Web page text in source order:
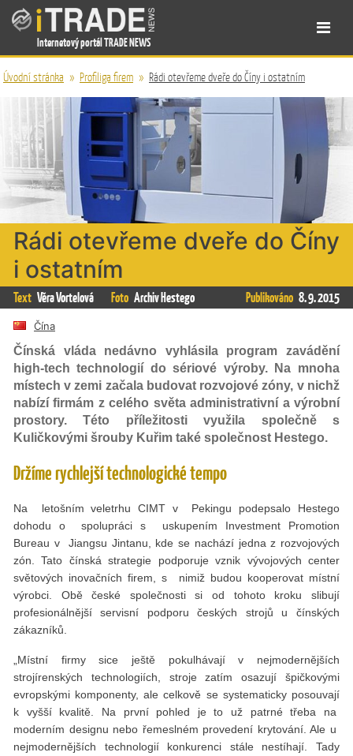
Internetový portál TRADE NEWS
Úvodní stránka » Profiliga firem » Rádi otevřeme dveře do Číny i ostatním
Rádi otevřeme dveře do Číny
i ostatním
Text Věra Vortelová Foto Archiv Hestego Publikováno 8. 9. 2015
Čína
Čínská vláda nedávno vyhlásila program zavádění
high-tech technologií do sériové výroby. Na mnoha
místech v zemi začala budovat rozvojové zóny, v nichž
nabízí firmám z celého světa administrativní a výrobní
prostory. Této příležitosti využila společně s
Kuličkovými šrouby Kuřim také společnost Hestego.
Držíme rychlejší technologické tempo
Na letošním veletrhu CIMT v Pekingu podepsalo Hestego
dohodu o spolupráci s uskupením Investment Promotion
Bureau v Jiangsu Jintanu, kde se nachází jedna z rozvojových
zón. Tato čínská strategie podporuje vznik vývojových center
světových inovačních firem, s nimiž budou kooperovat místní
výrobci. Obě české společnosti si od tohoto kroku slibují
profesionálnější servisní podporu českých strojů u čínských
zákazníků.
„Místní firmy sice ještě pokulhávají v nejmodernějších
strojírenských technologiích, stroje zatím osazují špičkovými
evropskými komponenty, ale celkově se systematicky posouvají
k vyšší kvalitě. Na první pohled je to už patrné třeba na
moderním designu nebo řemeslném provedení krytování. Ale u
nejmodernějších technologií konkurenci stále nestíhají. Tady